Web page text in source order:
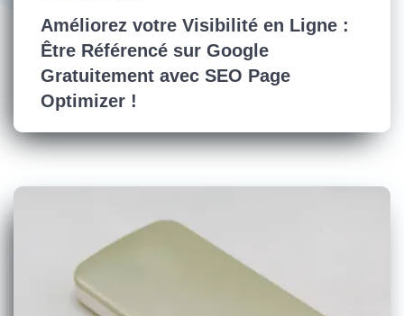
Améliorez votre Visibilité en Ligne :
Être Référencé sur Google
Gratuitement avec SEO Page
Optimizer !